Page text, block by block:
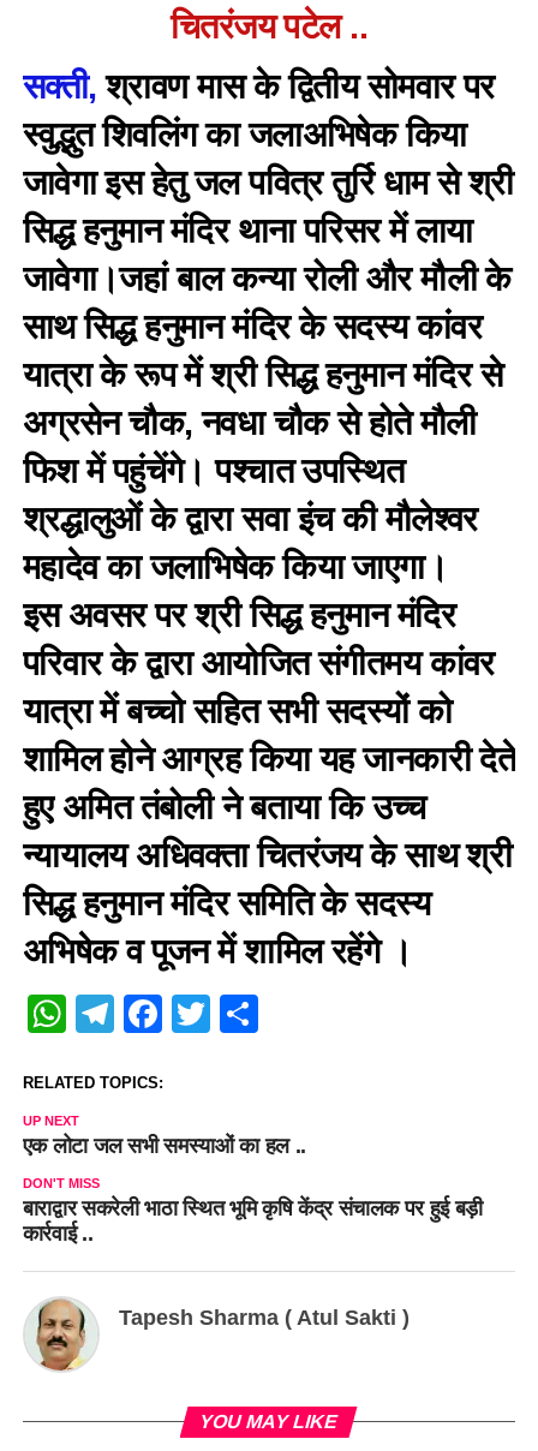
चितरंजय पटेल ..
सक्ती, श्रावण मास के द्वितीय सोमवार पर
स्वुद्भुत शिवलिंग का जलाअभिषेक किया
जावेगा इस हेतु जल पवित्र तुर्रि धाम से श्री
सिद्ध हनुमान मंदिर थाना परिसर में लाया
जावेगा।जहां बाल कन्या रोली और मौली के
साथ सिद्ध हनुमान मंदिर के सदस्य कांवर
यात्रा के रूप में श्री सिद्ध हनुमान मंदिर से
अग्रसेन चौक, नवधा चौक से होते मौली
फिश में पहुंचेंगे। पश्चात उपस्थित
श्रद्धालुओं के द्वारा सवा इंच की मौलेश्वर
महादेव का जलाभिषेक किया जाएगा।
इस अवसर पर श्री सिद्ध हनुमान मंदिर
परिवार के द्वारा आयोजित संगीतमय कांवर
यात्रा में बच्चो सहित सभी सदस्यों को
शामिल होने आग्रह किया यह जानकारी देते
हुए अमित तंबोली ने बताया कि उच्च
न्यायालय अधिवक्ता चितरंजय के साथ श्री
सिद्ध हनुमान मंदिर समिति के सदस्य
अभिषेक व पूजन में शामिल रहेंगे ।
WhatsApp
Telegram
Facebook
Twitter
Share
RELATED TOPICS:
UP NEXT
एक लोटा जल सभी समस्याओं का हल ..
DON'T MISS
बाराद्वार सकरेली भाठा स्थित भूमि कृषि केंद्र संचालक पर हुई बड़ी
कार्रवाई ..
Tapesh Sharma ( Atul Sakti )
YOU MAY LIKE